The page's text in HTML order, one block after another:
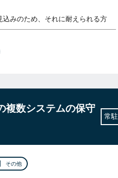
込みのため、それに耐えられる方
複数システムの保守
常駐
その他